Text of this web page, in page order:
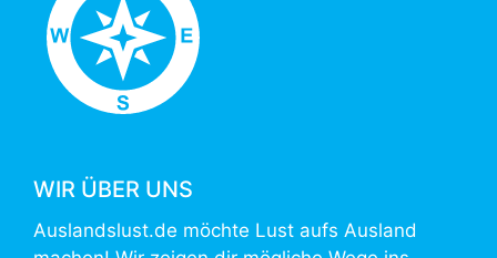
WIR ÜBER UNS
Auslandslust.de möchte Lust aufs Ausland